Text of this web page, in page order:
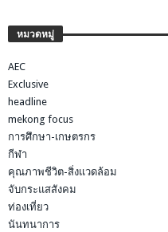
หมวดหมู่
AEC
Exclusive
headline
mekong focus
การศึกษา-เกษตรกร
กีฬา
คุณภาพชีวิต-สิ่งแวดล้อม
จับกระแสสังคม
ท่องเที่ยว
นันทนาการ